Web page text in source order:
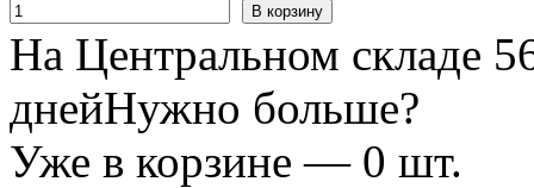
В корзину
На Центральном складе
днейНужно больше?
Уже в корзине — 0 шт.